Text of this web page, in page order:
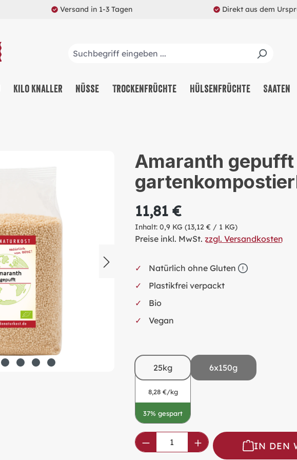
Versand in 1-3 Tagen Direkt aus dem
Kilo Knaller Nüsse Trockenfrüchte Hülsenfrüchte Saaten
Amaranth gepufft
11,81 €
Inhalt: 0,9 KG (13,12 € / 1 KG)
Preise inkl. MwSt. zzgl. Versandkosten
Natürlich ohne Gluten
Plastikfrei verpackt
Bio
Vegan
25kg
8,28 €/kg
37% gespart
6x150g
Produkt Anzahl: Gib den
IN DEN